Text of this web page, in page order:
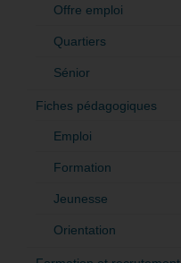
Offre emploi
Quartiers
Sénior
Fiches pédagogiques
Emploi
Formation
Jeunesse
Orientation